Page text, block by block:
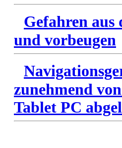
Gefahren
und vorbeugen
zunehmend
Tablet PC